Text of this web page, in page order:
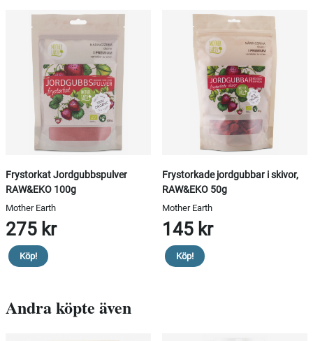
Frystorkat Jordgubbspulver
RAW&EKO 100g
Mother Earth
275 kr
Köp!
Frystorkade jordgubbar i skivor,
RAW&EKO 50g
Mother Earth
145 kr
Köp!
Andra köpte även